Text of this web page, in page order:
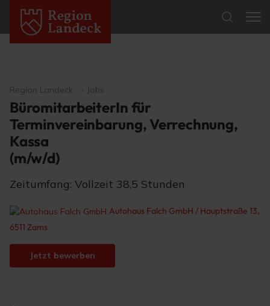
Region Landeck Jobs
BüromitarbeiterIn für
Terminvereinbarung, Verrechnung,
Kassa
(m/w/d)
Zeitumfang: Vollzeit 38,5 Stunden
Autohaus Falch GmbH / Hauptstraße 13,
6511 Zams
Jetzt bewerben